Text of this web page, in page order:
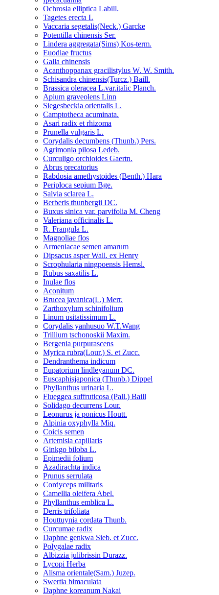
Ochrosia elliptica Labill.
Tagetes erecta L
Vaccaria segetalis(Neck.) Garcke
Potentilla chinensis Ser.
Lindera aggregata(Sims) Kos-term.
Euodiae fructus
Galla chinensis
Acanthoppanax gracilistylus W. W. Smith.
Schisandra chinensis(Turcz.) Baill.
Brassica oleracea L.var.italic Planch.
Apium graveolens Linn
Siegesbeckia orientalis L.
Camptotheca acuminata.
Asari radix et rhizoma
Prunella vulgaris L.
Corydalis decumbens (Thunb.) Pers.
Agrimonia pilosa Ledeb.
Curculigo orchioides Gaertn.
Abrus precatorius
Rabdosia amethystoides (Benth.) Hara
Periploca sepium Bge.
Salvia sclarea L.
Berberis thunbergii DC.
Buxus sinica var. parvifolia M. Cheng
Valeriana officinalis L.
R. Frangula L.
Magnoliae flos
Armeniacae semen amarum
Dipsacus asper Wall. ex Henry
Scrophularia ningpoensis Hemsl.
Rubus saxatilis L.
Inulae flos
Aconitum
Brucea javanica(L.) Merr.
Zarthoxylum schinifolium
Linum usitatissimum L.
Corydalis yanhusuo W.T.Wang
Trillium tschonoskii Maxim.
Bergenia purpurascens
Myrica rubra(Lour.) S. et Zucc.
Dendranthema indicum
Eupatorium lindleyanum DC.
Euscaphisjaponica (Thunb.) Dippel
Phyllanthus urinaria L.
Flueggea suffruticosa (Pall.) Baill
Solidago decurrens Lour.
Leonurus ja ponicus Houtt.
Alpinia oxyphylla Miq.
Coicis semen
Artemisia capillaris
Ginkgo biloba L.
Epimedii folium
Azadirachta indica
Prunus serrulata
Cordyceps militaris
Camellia oleifera Abel.
Phyllanthus emblica L.
Derris trifoliata
Houttuynia cordata Thunb.
Curcumae radix
Daphne genkwa Sieb. et Zucc.
Polygalae radix
Albizzia julibrissin Durazz.
Lycopi Herba
Alisma orientale(Sam.) Juzep.
Swertia bimaculata
Daphne koreanum Nakai